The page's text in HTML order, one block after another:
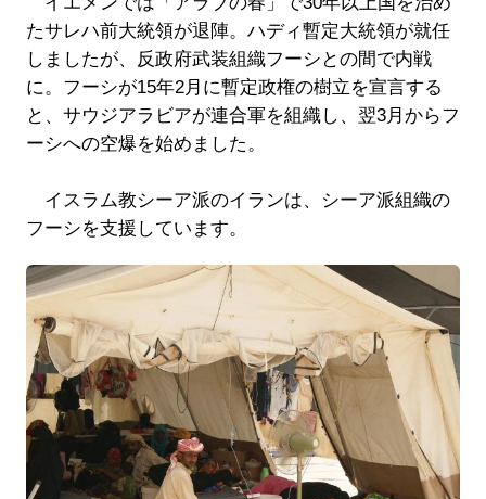
たサレハ前大統領が退陣。ハディ暫定大統領が就任
しましたが、反政府武装組織フーシとの間で内戦
に。フーシが15年2月に暫定政権の樹立を宣言する
と、サウジアラビアが連合軍を組織し、翌3月からフ
ーシへの空爆を始めました。
イスラム教シーア派のイランは、シーア派組織の
フーシを支援しています。